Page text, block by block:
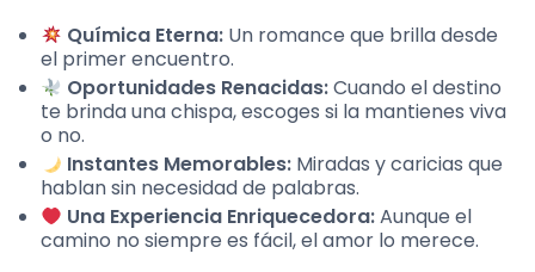
Química Eterna: Un romance que brilla desde
el primer encuentro.
Oportunidades Renacidas:Cuando el destino
te brinda una chispa, escoges si la mantienes viva
o no.
Instantes Memorables: Miradas y caricias que
hablan sin necesidad de palabras.
Una Experiencia Enriquecedora:Aunque el
camino no siempre es fácil, el amor lo merece.